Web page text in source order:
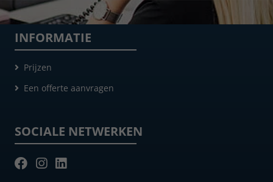
INFORMATIE
Prijzen
Een offerte aanvragen
SOCIALE NETWERKEN